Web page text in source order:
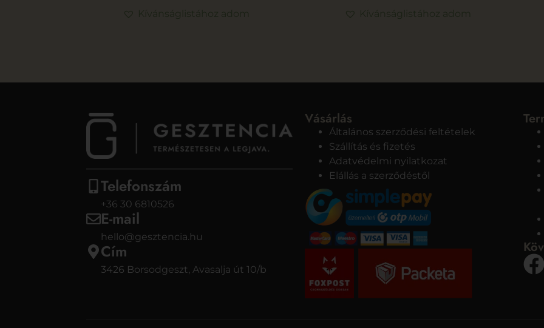
Telefonszám
+36 30 6810526
E-mail
hello@gesztencia.hu
Cím
3426 Borsodgeszt, Avasalja út 10/b
Vásárlás
Általános szerződési feltételek
Szállítás és fizetés
Adatvédelmi nyilatkozat
Elállás a szerződéstől